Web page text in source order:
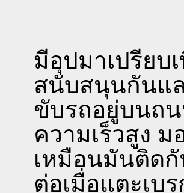
มีอุปมาเปรียบ
สนับสนุนกันแ
ขับรถอยู่บนถน
ความเร็วสูง ม
เหมือนมันติด
ต่อเมื่อแตะเบ